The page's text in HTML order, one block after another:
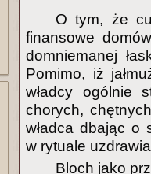
O tym, że
finansowe
domniemanej
Pomimo, iż
władcy ogólnie
chorych,
władca dbając o
w rytuale
Bloch jako